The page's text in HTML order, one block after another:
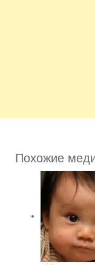
Похожие